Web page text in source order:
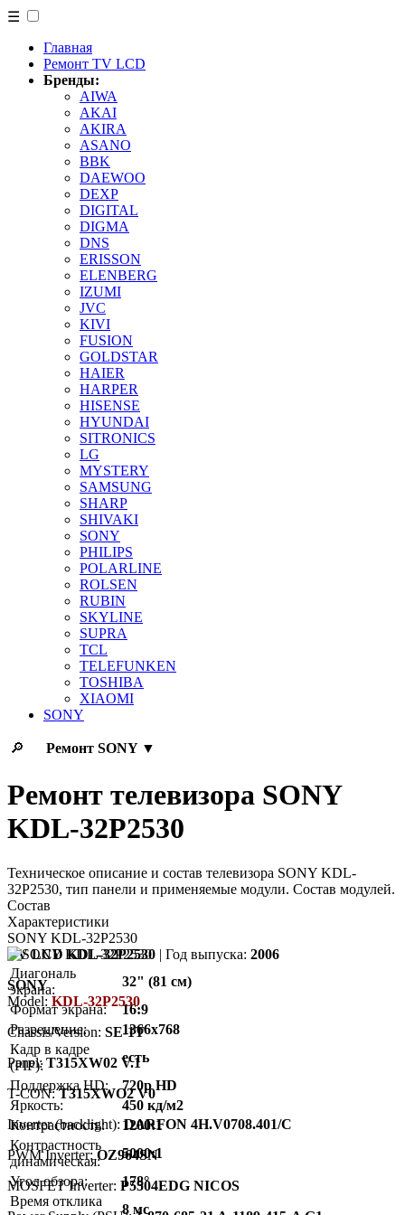
☰
Главная
Ремонт TV LCD
Бренды:
AIWA
AKAI
AKIRA
ASANO
BBK
DAEWOO
DEXP
DIGITAL
DIGMA
DNS
ERISSON
ELENBERG
IZUMI
JVC
KIVI
FUSION
GOLDSTAR
HAIER
HARPER
HISENSE
HYUNDAI
SITRONICS
LG
MYSTERY
SAMSUNG
SHARP
SHIVAKI
SONY
PHILIPS
POLARLINE
ROLSEN
RUBIN
SKYLINE
SUPRA
TCL
TELEFUNKEN
TOSHIBA
XIAOMI
SONY
🔎 Ремонт SONY▼
Ремонт телевизора SONY
KDL-32P2530
Техническое описание и состав телевизора SONY KDL-
32P2530, тип панели и применяемые модули. Состав модулей.
Состав
Характеристики
SONY KDL-32P2530
TV LCD KDL-32P2530 | Год выпуска: 2006
Диагональ
экрана:
32" (81 см)
Формат экрана:
16:9
Разрешение:
1366x768
Кадр в кадре
(PIP):
есть
Поддержка HD:
720p HD
Яркость:
450 кд/м2
Контрастность:
1200:1
Контрастность
динамическая:
5000:1
Угол обзора:
178°
Время отклика
8 мс
SONY
Model: KDL-32P2530
Chassis/Version: SE-1T
Panel: T315XW02 V.1
T-CON:T315XWO2 V0
Inverter (backlight):DARFON 4H.V0708.401/C
PWM Inverter:OZ964SN
MOSFET Inverter: P5504EDG NICOS